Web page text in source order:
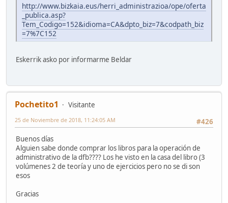
http://www.bizkaia.eus/herri_administrazioa/ope/oferta
_publica.asp?
Tem_Codigo=152&idioma=CA&dpto_biz=7&codpath_biz
=7%7C152
Eskerrik asko por informarme Beldar
Pochetito1
Visitante
#426
25 de Noviembre de 2018, 11:24:05 AM
Buenos días
Alguien sabe donde comprar los libros para la operación de
administrativo de la dfb???? Los he visto en la casa del libro (3
volúmenes 2 de teoría y uno de ejercicios pero no se di son
esos
Gracias